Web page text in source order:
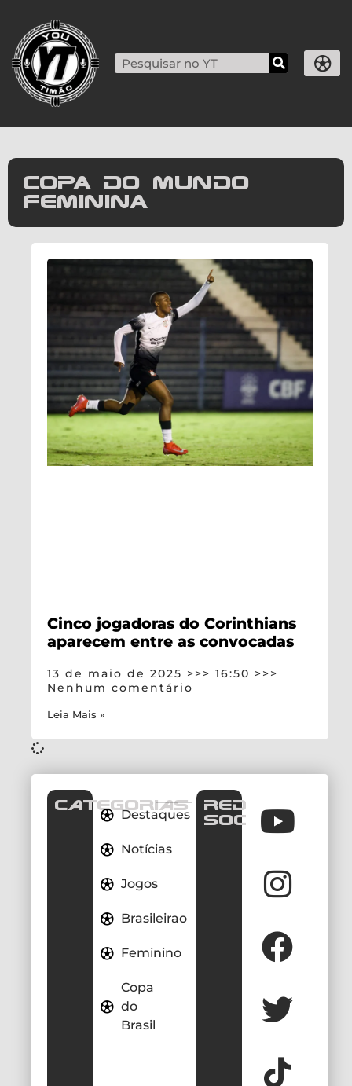
copa do mundo
feminina
Cinco jogadoras do Corinthians
aparecem entre as convocadas
13 de maio de 2025
16:50
Nenhum comentário
Leia Mais »
CATEGORIAS
Destaques
Notícias
Jogos
Brasileirao
Feminino
Copa
do
Brasil
REDES
SOCIAIS